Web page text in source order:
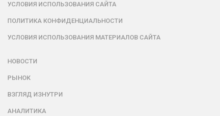
УСЛОВИЯ ИСПОЛЬЗОВАНИЯ САЙТА
ПОЛИТИКА КОНФИДЕНЦИАЛЬНОСТИ
УСЛОВИЯ ИСПОЛЬЗОВАНИЯ МАТЕРИАЛОВ САЙТА
НОВОСТИ
РЫНОК
ВЗГЛЯД ИЗНУТРИ
АНАЛИТИКА